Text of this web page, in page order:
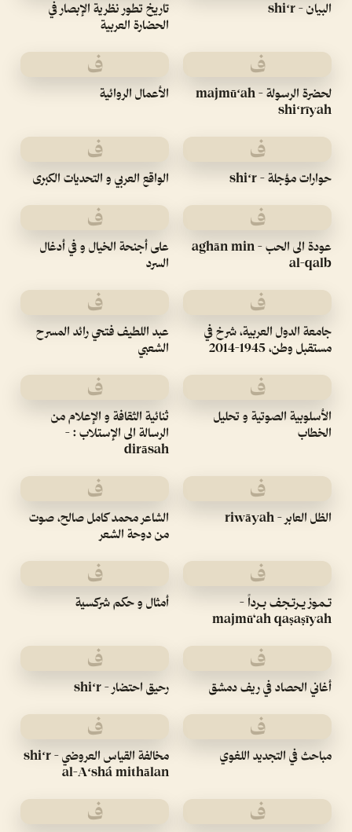
البيان - shiʻr
تاريخ تطور نظرية الإبصار في
الحضارة العربية
ف
لحضرة الرسولة - majmūʻah
shiʻrīyah
ف
الأعمال الروائية
ف
حوارات مؤجلة - shiʻr
ف
الواقع العربي و التحديات الكبرى
ف
عودة الى الحب - aghān min
al-qalb
ف
على أجنحة الخيال و في أدغال
السرد
ف
جامعة الدول العربية، شرخ في
مستقبل وطن، 1945-2014
ف
عبد اللطيف فتحي رائد المسرح
الشعبي
ف
الأسلوبية الصوتية و تحليل
الخطاب
ف
‏ثنائية الثقافة و الإعلام من
الرسالة الى الإستلاب :‏ -
dirāsah
ف
الظل العابر - riwāyah
ف
الشاعر محمد كامل صالح، صوت
من دوحة الشعر
ف
تـمـوز يـرتـجـف بـرداً -
majmū‘ah qaṣaṣīyah
ف
أمثال و حكم شركسية
ف
أغاني الحصاد في ريف دمشق
ف
رحيق احتضار - shiʻr
ف
مباحث في التجديد اللغوي
ف
مخالفة القياس العروضي - shiʻr
al-Aʻshá mithālan
ف ف